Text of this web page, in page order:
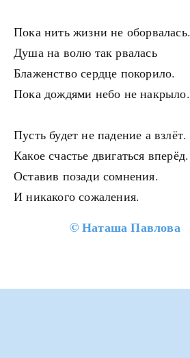
Пока нить жизни не оборвалась.
Душа на волю так рвалась
Блаженство сердце покорило.
Пока дождями небо не накрыло.
Пусть будет не падение а взлёт.
Какое счастье двигаться вперёд.
Оставив позади сомнения.
И никакого сожаления.
©Наташа Павлова